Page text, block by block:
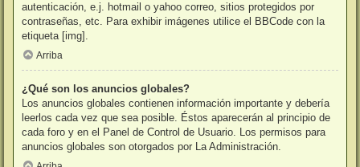
autenticación, e.j. hotmail o yahoo correo, sitios protegidos por
contraseñas, etc. Para exhibir imágenes utilice el BBCode con la
etiqueta [img].
Arriba
¿Qué son los anuncios globales?
Los anuncios globales contienen información importante y debería
leerlos cada vez que sea posible. Éstos aparecerán al principio de
cada foro y en el Panel de Control de Usuario. Los permisos para
anuncios globales son otorgados por La Administración.